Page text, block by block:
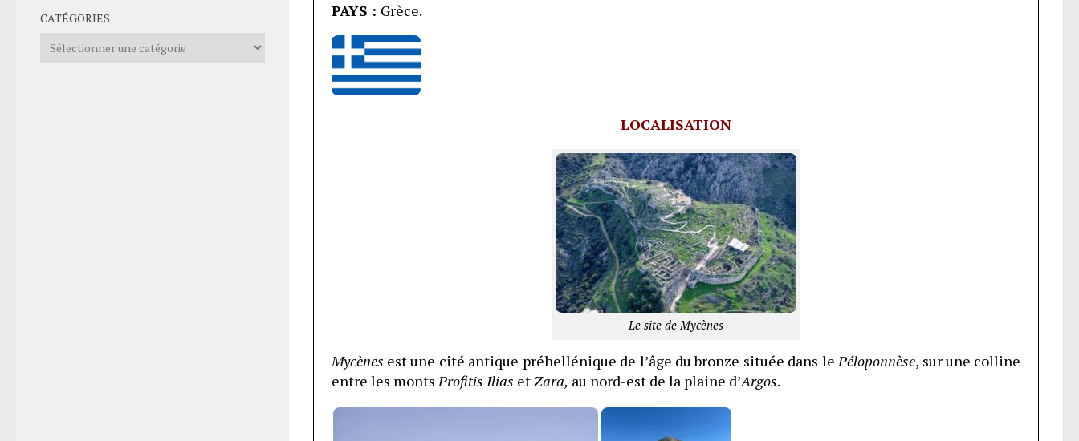
PAYS : Grèce.
LOCALISATION
Le site de Mycènes
Mycènes est une cité antique préhellénique de l’âge du bronze située dans le Péloponnèse, sur une colline
entre les monts Profitis Ilias etZara, au nord-est de la plaine d’Argos.
CATÉGORIES
Catégories